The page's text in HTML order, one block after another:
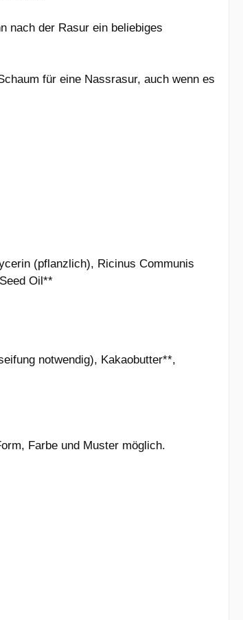
nach der Rasur ein beliebiges
für eine Nassrasur, auch wenn es
(pflanzlich), Ricinus Communis
Oil**
notwendig), Kakaobutter**,
Farbe und Muster möglich.